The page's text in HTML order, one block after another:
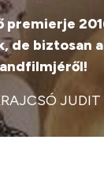
premierje
de biztosan
JUDIT